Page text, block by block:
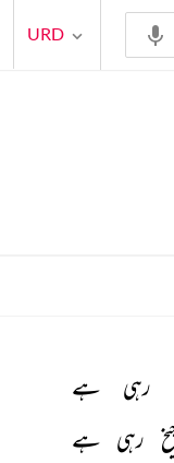
رہی
ہے
رہی ہے
URD